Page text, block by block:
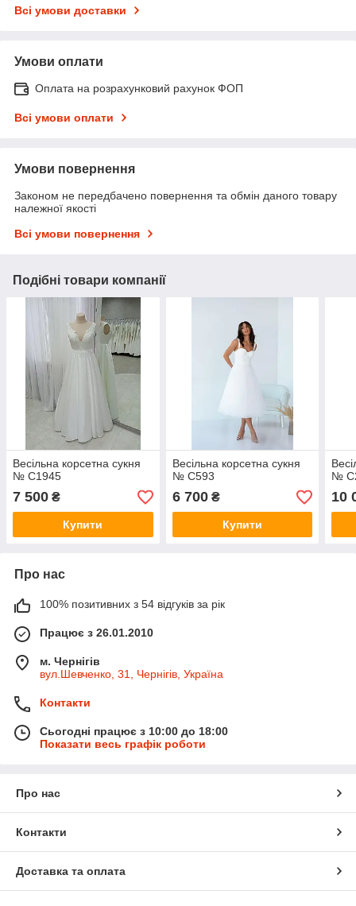
Всі умови доставки
Умови оплати
Оплата на розрахунковий рахунок ФОП
Всі умови оплати
Умови повернення
Законом не передбачено повернення та обмін даного товару
належної якості
Всі умови повернення
Подібні товари компанії
Весільна корсетна сукня
№ С1945
7 500 ₴
Купити
Весільна корсетна сукня
№ С593
6 700₴
Купити
№
10
Про нас
100% позитивних з 54 відгуків за рік
Працює з 26.01.2010
м. Чернігів
вул.Шевченко, 31, Чернігів, Україна
Контакти
Сьогодні працює з 10:00 до 18:00
Показати весь графік роботи
Про нас
Контакти
Доставка та оплата